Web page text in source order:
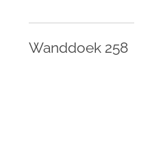
Wanddoek 258